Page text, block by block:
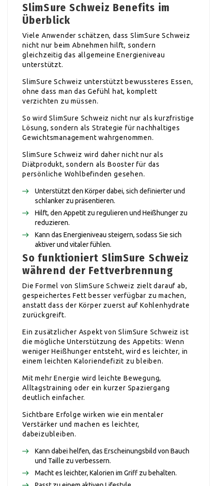
SlimSure Schweiz Benefits im
Überblick
Viele Anwender schätzen, dass SlimSure Schweiz
nicht nur beim Abnehmen hilft, sondern
gleichzeitig das allgemeine Energieniveau
unterstützt.
SlimSure Schweiz unterstützt bewussteres Essen,
ohne dass man das Gefühl hat, komplett
verzichten zu müssen.
So wird SlimSure Schweiz nicht nur als kurzfristige
Lösung, sondern als Strategie für nachhaltiges
Gewichtsmanagement wahrgenommen.
SlimSure Schweiz wird daher nicht nur als
Diätprodukt, sondern als Booster für das
persönliche Wohlbefinden gesehen.
Unterstützt den Körper dabei, sich definierter und
schlanker zu präsentieren.
Hilft, den Appetit zu regulieren und Heißhunger zu
reduzieren.
Kann das Energieniveau steigern, sodass Sie sich
aktiver und vitaler fühlen.
So funktioniert SlimSure Schweiz
während der Fettverbrennung
Die Formel von SlimSure Schweiz zielt darauf ab,
gespeichertes Fett besser verfügbar zu machen,
anstatt dass der Körper zuerst auf Kohlenhydrate
zurückgreift.
Ein zusätzlicher Aspekt von SlimSure Schweiz ist
die mögliche Unterstützung des Appetits: Wenn
weniger Heißhunger entsteht, wird es leichter, in
einem leichten Kaloriendefizit zu bleiben.
Mit mehr Energie wird leichte Bewegung,
Alltagstraining oder ein kurzer Spaziergang
deutlich einfacher.
Sichtbare Erfolge wirken wie ein mentaler
Verstärker und machen es leichter,
dabeizubleiben.
Kann dabei helfen, das Erscheinungsbild von Bauch
und Taille zu verbessern.
Macht es leichter, Kalorien im Griff zu behalten.